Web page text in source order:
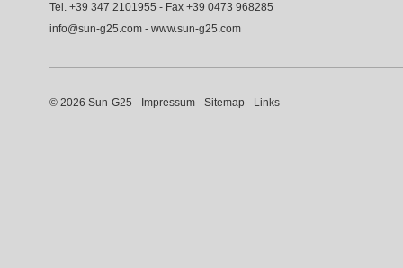
Tel. +39 347 2101955 - Fax +39 0473 968285
info@sun-g25.com - www.sun-g25.com
© 2026 Sun-G25 Impressum Sitemap Links